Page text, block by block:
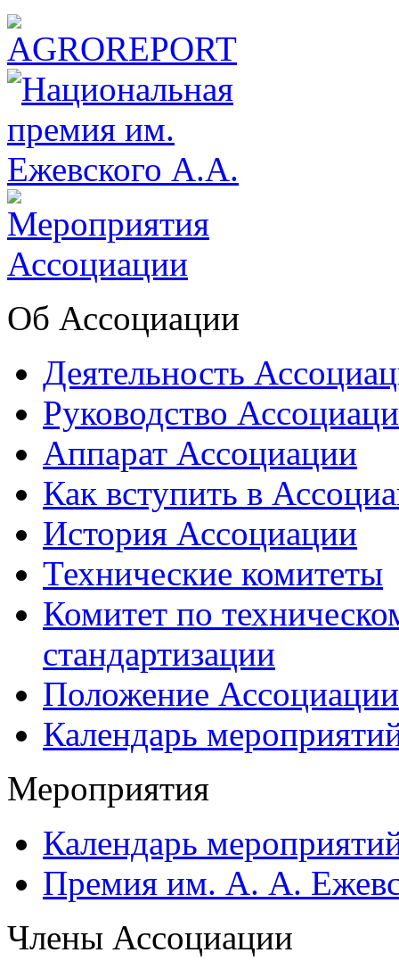
Об Ассоциации
Деятельность
Руководство
Аппарат Ассоциации
Как вступить в
История Ассоциации
Технические комитеты
Комитет по
стандартизации
Положение
Календарь
Мероприятия
Календарь
Премия им. А. А.
Члены Ассоциации